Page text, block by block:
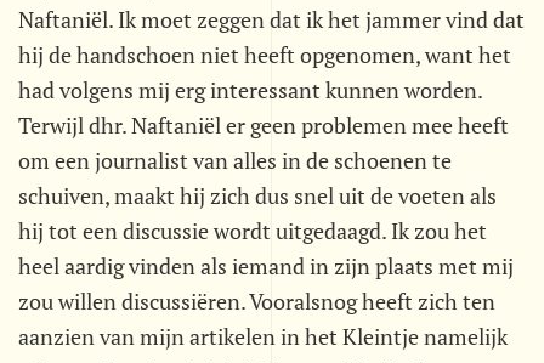
Naftaniël. Ik moet zeggen dat ik het jammer vind dat
hij de handschoen niet heeft opgenomen, want het
had volgens mij erg interessant kunnen worden.
Terwijl dhr. Naftaniël er geen problemen mee heeft
om een journalist van alles in de schoenen te
schuiven, maakt hij zich dus snel uit de voeten als
hij tot een discussie wordt uitgedaagd. Ik zou het
heel aardig vinden als iemand in zijn plaats met mij
zou willen discussiëren. Vooralsnog heeft zich ten
aanzien van mijn artikelen in het Kleintje namelijk